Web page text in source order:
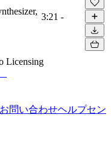
3:21 -
Licensing
お問い合わせヘルプセン